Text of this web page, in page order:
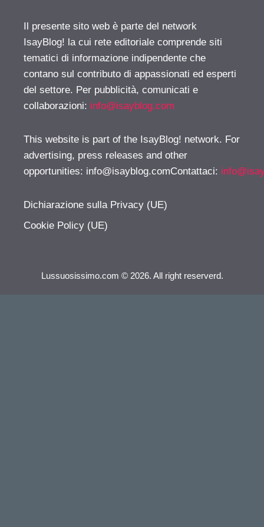
Il presente sito web è parte del network
IsayBlog! la cui rete editoriale comprende siti
tematici di informazione indipendente che
contano sul contributo di appassionati ed esperti
del settore. Per pubblicità, comunicati e
collaborazioni: info@isayblog.com
This website is part of the IsayBlog! network. For
advertising, press releases and other
opportunities: info@isayblog.comContattaci:
Dichiarazione sulla Privacy (UE)
Cookie Policy (UE)
Lussuosissimo.com © 2026. All right reserverd.